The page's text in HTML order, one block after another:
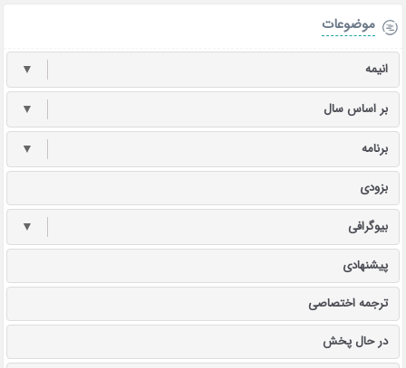
موضوعات
انیمه ▼
بر اساس سال ▼
برنامه ▼
بزودی
بیوگرافی ▼
پیشنهادی
ترجمه اختصاصی
در حال پخش